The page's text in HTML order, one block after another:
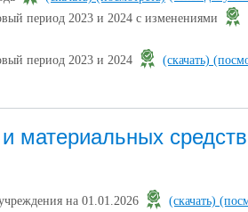
период 2023 и 2024 с изменениями
период 2023 и 2024
(скачать)
материальных
на 01.01.2026 (скачать)